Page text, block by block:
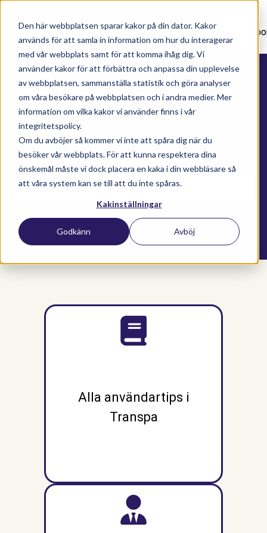
Den här webbplatsen sparar kakor på din dator. Kakor
används för att samla in information om hur du interagerar
med vår webbplats samt för att komma ihåg dig. Vi
använder kakor för att förbättra och anpassa din upplevelse
av webbplatsen, sammanställa statistik och göra analyser
om våra besökare på webbplatsen och i andra medier. Mer
information om vilka kakor vi använder finns i vår
integritetspolicy.
Om du avböjer så kommer vi inte att spåra dig när du
besöker vår webbplats. För att kunna respektera dina
önskemål måste vi dock placera en kaka i din webbläsare så
att våra system kan se till att du inte spåras.
Kakinställningar
Godkänn Avböj
Nyhetsartiklar Utbildningar Supportavtal
Här kan du söka bland alla
våra kunskapsartiklar
Det finns inga förslag eftersom sökfältet är
Alla användartips i
Transpa